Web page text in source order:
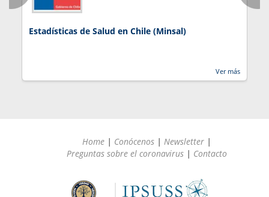
Estadísticas de Salud en Chile (Minsal)
Ver más
Home | Conócenos | Newsletter |
Preguntas sobre el coronavirus | Contacto